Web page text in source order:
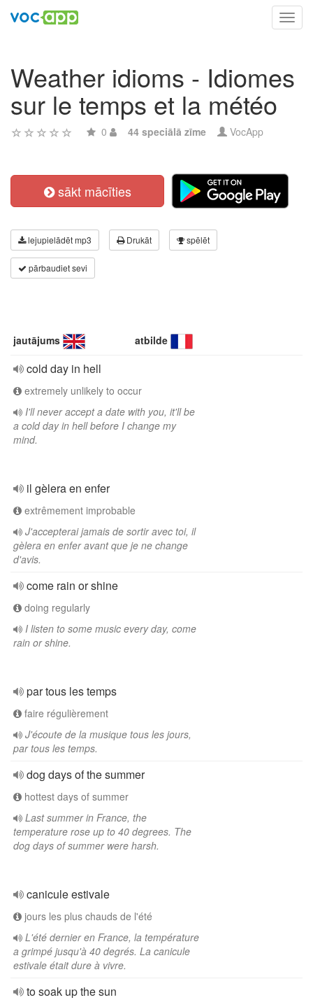
Weather idioms - Idiomes
sur le temps et la météo
0 44 speciālā zīme VocApp
sākt mācīties
lejupielādēt mp3 Drukāt spēlēt
pārbaudiet sevi
jautājums atbilde
cold day in hell
extremely unlikely to occur
I'll never accept a date with you, it'll be
a cold day in hell before I change my
mind.
il gèlera en enfer
extrêmement improbable
J'accepterai jamais de sortir avec toi, il
gèlera en enfer avant que je ne change
d'avis.
come rain or shine
doing regularly
I listen to some music every day, come
rain or shine.
par tous les temps
faire régulièrement
J'écoute de la musique tous les jours,
par tous les temps.
dog days of the summer
hottest days of summer
Last summer in France, the
temperature rose up to 40 degrees. The
dog days of summer were harsh.
canicule estivale
jours les plus chauds de l'été
L'été dernier en France, la température
a grimpé jusqu'à 40 degrés. La canicule
estivale était dure à vivre.
to soak up the sun